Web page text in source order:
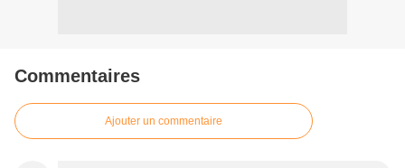
Commentaires
Ajouter un commentaire